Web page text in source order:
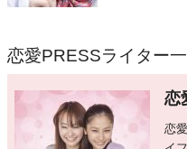
恋愛PRESSライター
恋
恋